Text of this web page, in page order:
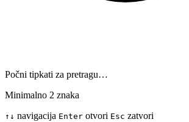
Počni tipkati za pretragu…
Minimalno 2 znaka
↑ ↓ navigacija Enter otvori Esc zatvori